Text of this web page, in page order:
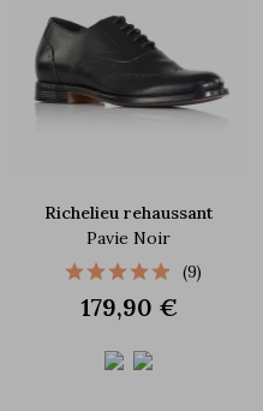
Richelieu rehaussant
Pavie Noir
(9)
179,90 €